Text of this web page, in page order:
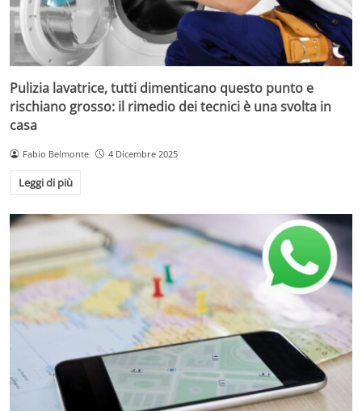
Pulizia lavatrice, tutti dimenticano questo punto e
rischiano grosso: il rimedio dei tecnici è una svolta in
casa
Fabio Belmonte 4 Dicembre 2025
Leggi di più